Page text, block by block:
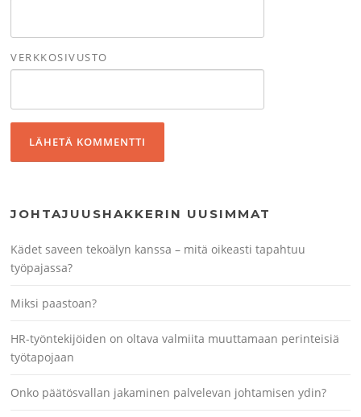
VERKKOSIVUSTO
JOHTAJUUSHAKKERIN UUSIMMAT
Kädet saveen tekoälyn kanssa – mitä oikeasti tapahtuu
työpajassa?
Miksi paastoan?
HR-työntekijöiden on oltava valmiita muuttamaan perinteisiä
työtapojaan
Onko päätösvallan jakaminen palvelevan johtamisen ydin?